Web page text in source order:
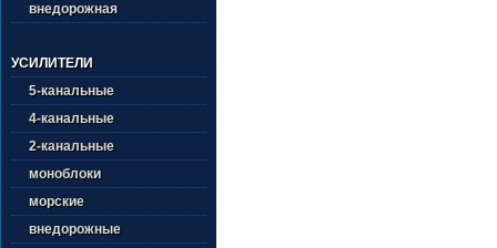
внедорожная
УСИЛИТЕЛИ
5-канальные
4-канальные
2-канальные
моноблоки
морские
внедорожные